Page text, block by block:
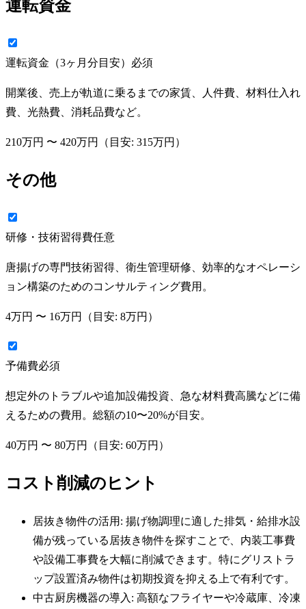
運転資金
運転資金（3ヶ月分目安） 必須
開業後、売上が軌道に乗るまでの家賃、人件費、材料仕入れ
費、光熱費、消耗品費など。
210万円 〜 420万円 （目安: 315万円 ）
その他
研修・技術習得費任意
唐揚げの専門技術習得、衛生管理研修、効率的なオペレーシ
ョン構築のためのコンサルティング費用。
4万円 〜 16万円 （目安: 8万円 ）
予備費必須
想定外のトラブルや追加設備投資、急な材料費高騰などに備
えるための費用。総額の10〜20%が目安。
40万円 〜 80万円 （目安: 60万円 ）
コスト削減のヒント
居抜き物件の活用: 揚げ物調理に適した排気・給排水設
備が残っている居抜き物件を探すことで、内装工事費
や設備工事費を大幅に削減できます。特にグリストラ
ップ設置済み物件は初期投資を抑える上で有利です。
中古厨房機器の導入: 高額なフライヤーや冷蔵庫、冷凍